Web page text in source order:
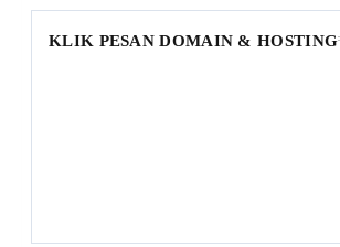
KLIK PESAN DOMAIN & HOSTING